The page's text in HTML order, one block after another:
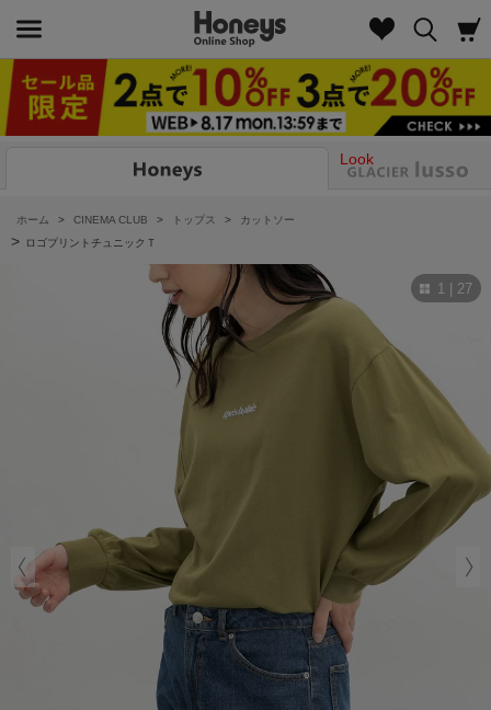
Look
ホーム > CINEMA CLUB > トップス > カットソー
> ロゴプリントチュニックＴ
1 | 27